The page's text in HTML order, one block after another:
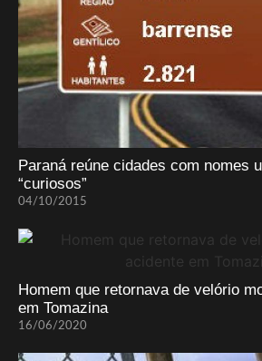
Paraná reúne cidades com nomes
“curiosos”
04/10/2015
Homem que retornava de velório
em Tomazina
16/06/2020